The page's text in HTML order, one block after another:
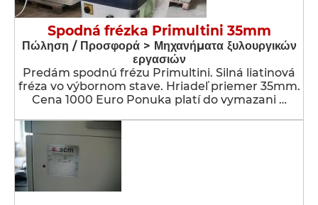
Spodná frézka Primultini 35mm
Πώληση / Προσφορά > Μηχανήματα ξυλουργικών
εργασιών
Predám spodnú frézu Primultini. Silná liatinová
fréza vo výbornom stave. Hriadeľ priemer 35mm.
Cena 1000 Euro Ponuka platí do vymazani …